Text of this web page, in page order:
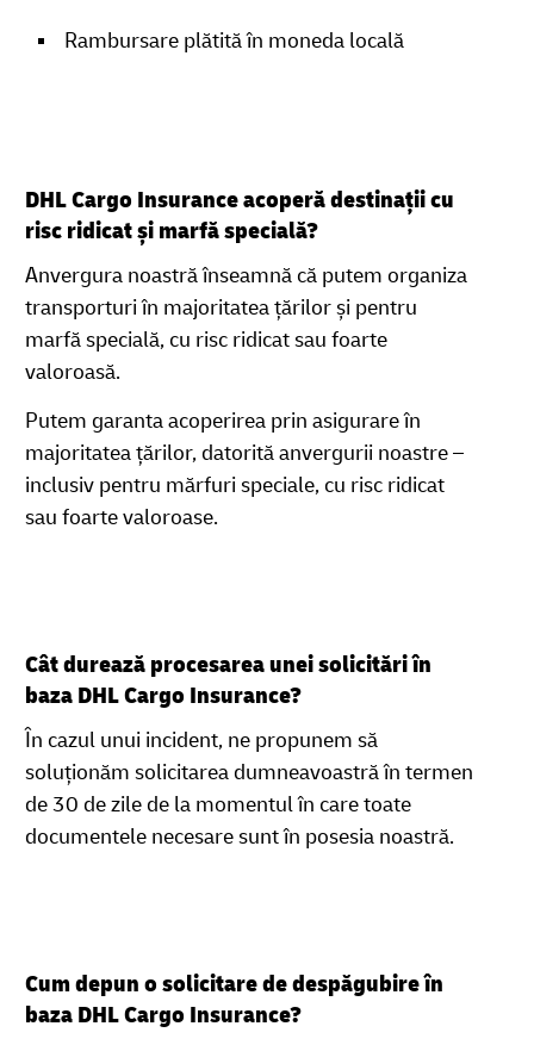
Rambursare plătită în moneda locală
DHL Cargo Insurance acoperă destinații cu
risc ridicat și marfă specială?
Anvergura noastră înseamnă că putem organiza
transporturi în majoritatea țărilor și pentru
marfă specială, cu risc ridicat sau foarte
valoroasă.
Putem garanta acoperirea prin asigurare în
majoritatea țărilor, datorită anvergurii noastre –
inclusiv pentru mărfuri speciale, cu risc ridicat
sau foarte valoroase.
Cât durează procesarea unei solicitări în
baza DHL Cargo Insurance?
În cazul unui incident, ne propunem să
soluționăm solicitarea dumneavoastră în termen
de 30 de zile de la momentul în care toate
documentele necesare sunt în posesia noastră.
Cum depun o solicitare de despăgubire în
baza DHL Cargo Insurance?